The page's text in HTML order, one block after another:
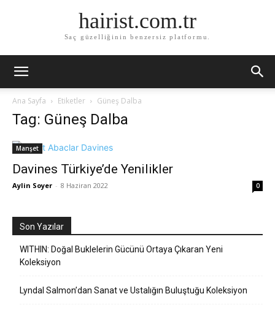
hairist.com.tr
Saç güzelliğinin benzersiz platformu.
Ana Sayfa Etiketler Güneş Dalba
Tag: Güneş Dalba
Manşet
Davines Türkiye’de Yenilikler
Aylin Soyer - 8 Haziran 2022 0
Son Yazılar
WITHIN: Doğal Buklelerin Gücünü Ortaya Çıkaran Yeni
Koleksiyon
Lyndal Salmon’dan Sanat ve Ustalığın Buluştuğu Koleksiyon